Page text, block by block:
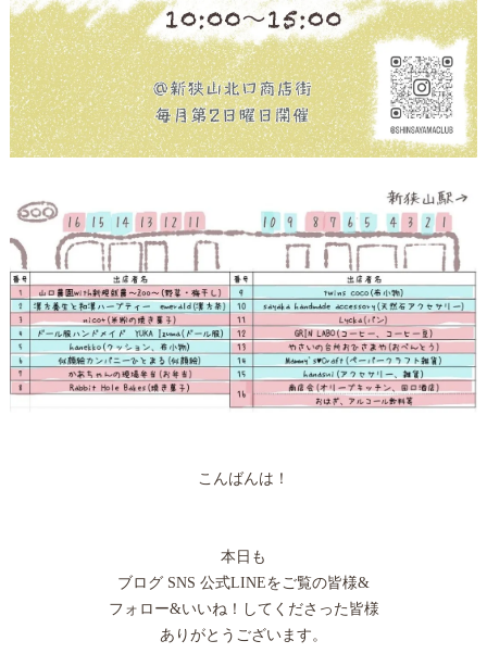
こんばんは！
本日も
ブログ SNS 公式LINEをご覧の皆様&
フォロー&いいね！してくださった皆様
ありがとうございます。